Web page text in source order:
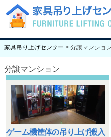
センターについて
家具吊り上げセンター > 分譲マンション
分譲マンション
ゲーム機筐体の吊り上げ搬入